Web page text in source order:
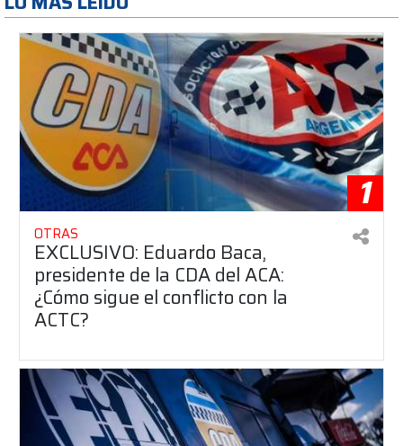
1
OTRAS
EXCLUSIVO: Eduardo Baca,
presidente de la CDA del ACA:
¿Cómo sigue el conflicto con la
ACTC?